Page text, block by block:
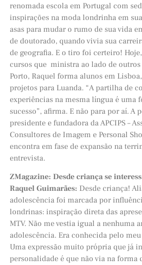
renomada escola em Portugal com
inspirações na moda londrinha em
asas para mudar o rumo de sua vida
de doutorado, quando vivia sua
de geografia. E o tiro foi certeiro!
cursos que ministra ao lado de
Porto, Raquel forma alunos em
projetos para Luanda. “A partilha de
experiências na mesma língua é uma
sucesso”, afirma. E não para por aí. A
presidente e fundadora da APCIPS –
Consultores de Imagem e Personal
encontra em fase de expansão na
entrevista.
ZMagazine: Desde criança se
Raquel Guimarães: Desde criança!
adolescência foi marcada por
londrinas: inspiração direta das
MTV. Não me vestia igual a nenhuma
adolescência. Era conhecida pelo
Uma expressão muito própria que já
personalidade é que não via na forma